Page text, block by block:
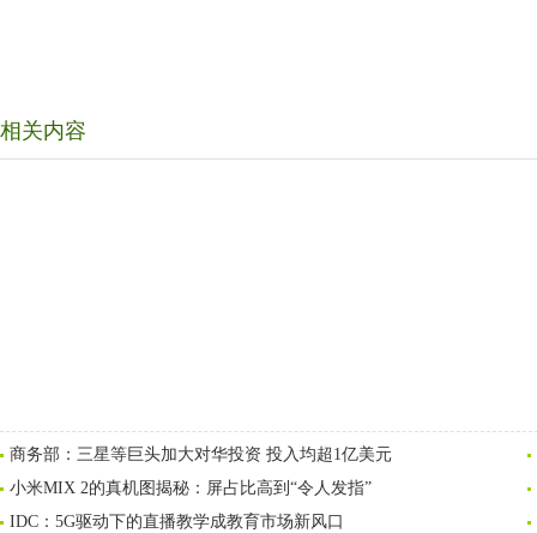
相关内容
商务部：三星等巨头加大对华投资 投入均超1亿美元
小米MIX 2的真机图揭秘：屏占比高到“令人发指”
IDC：5G驱动下的直播教学成教育市场新风口